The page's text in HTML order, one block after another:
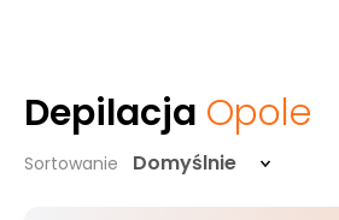
Depilacja Opole
Sortowanie Domyślnie